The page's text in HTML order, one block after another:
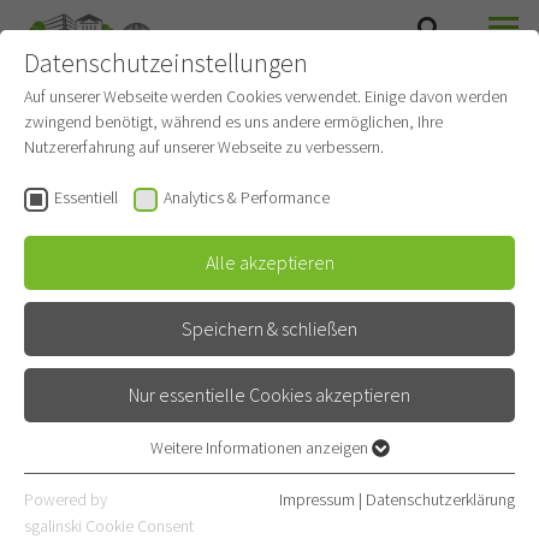
THORAXONKOLOGIE
Stationen
Datenschutzeinstellungen
Auf unserer Webseite werden Cookies verwendet. Einige davon werden
zwingend benötigt, während es uns andere ermöglichen, Ihre
Nutzererfahrung auf unserer Webseite zu verbessern.
Essentiell Analytics & Performance
Alle akzeptieren
Speichern & schließen
Nur essentielle Cookies akzeptieren
Essentielle Cookies werden für grundlegende Funktionen der
Webseite benötigt. Dadurch ist gewährleistet, dass die Webseite
Weitere Informationen anzeigen
Powered by
sgalinski Cookie Consent
Impressum | Datenschutzerklärung